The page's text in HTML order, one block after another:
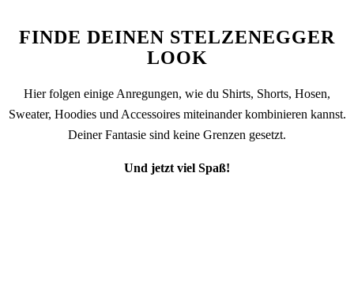
FINDE DEINEN STELZENEGGER
LOOK
Hier folgen einige Anregungen, wie du Shirts, Shorts, Hosen,
Sweater, Hoodies und Accessoires miteinander kombinieren kannst.
Deiner Fantasie sind keine Grenzen gesetzt.
Und jetzt viel Spaß!